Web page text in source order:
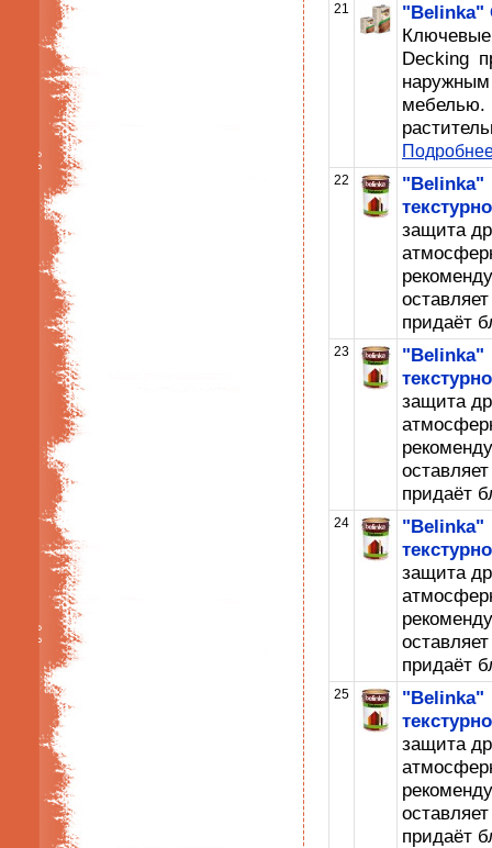
21
"Belinka"
Decking
22
защита
придаёт
23
защита
придаёт
24
защита
придаёт
25
защита
придаёт